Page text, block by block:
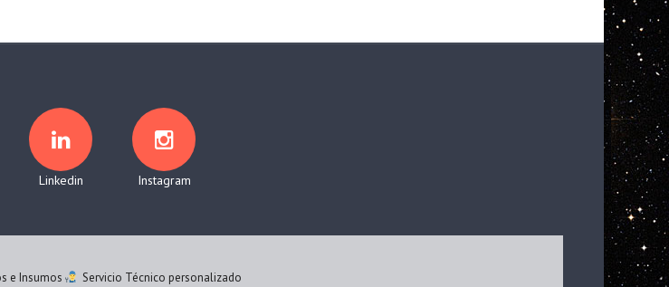
Linkedin Instagram
e Insumos Servicio Técnico personalizado